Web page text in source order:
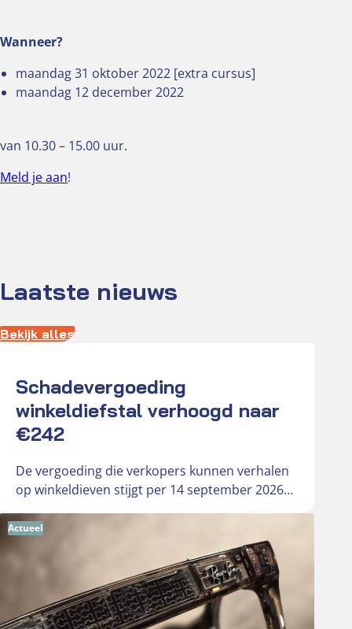
Wanneer?
maandag 31 oktober 2022 [extra cursus]
maandag 12 december 2022
van 10.30 – 15.00 uur.
Meld je aan!
Laatste nieuws
Bekijk alles
Schadevergoeding
winkeldiefstal verhoogd naar
€242
De vergoeding die verkopers kunnen verhalen
op winkeldieven stijgt per 14 september 2026
Actueel